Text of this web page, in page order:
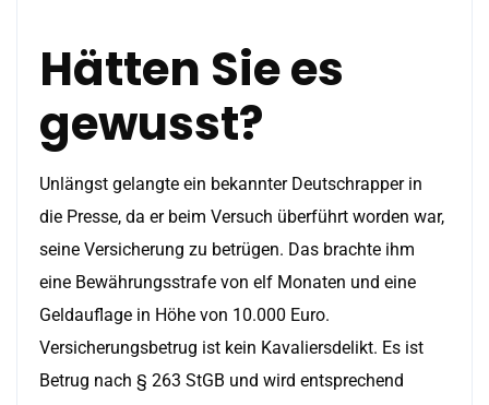
Hätten Sie es
gewusst?
Unlängst gelangte ein bekannter Deutschrapper in
die Presse, da er beim Versuch überführt worden war,
seine Versicherung zu betrügen. Das brachte ihm
eine Bewährungsstrafe von elf Monaten und eine
Geldauflage in Höhe von 10.000 Euro.
Versicherungsbetrug ist kein Kavaliersdelikt. Es ist
Betrug nach § 263 StGB und wird entsprechend